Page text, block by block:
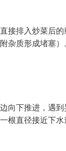
接排入炒菜后
杂质形成堵塞
向下推进，遇
根直径接近下